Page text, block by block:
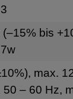
bis
max.
50 – 60 Hz,